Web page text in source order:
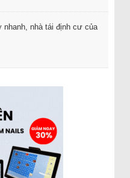
nhanh, nhà tái định cư của